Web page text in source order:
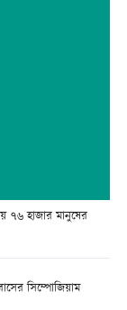
৭৬ হাজার মানুষের
সিম্পোজিয়াম